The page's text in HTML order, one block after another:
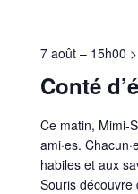
Conté
7 août – 15h00 >
Ce matin, Mimi-
ami·es.
habiles et aux
Souris